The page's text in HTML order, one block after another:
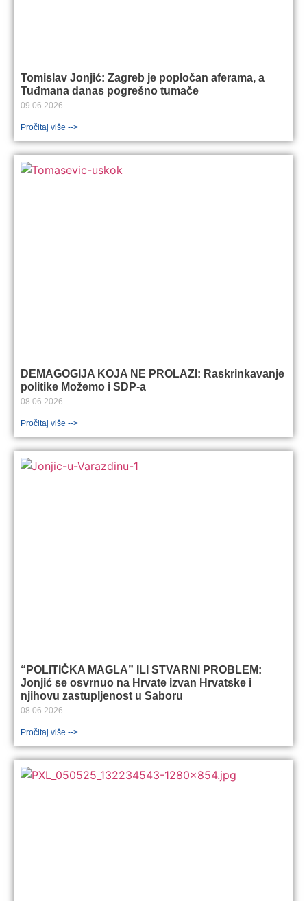
Tomislav Jonjić: Zagreb je popločan aferama, a
Tuđmana danas pogrešno tumače
09.06.2026
Pročitaj više -->
DEMAGOGIJA KOJA NE PROLAZI: Raskrinkavanje
politike Možemo i SDP-a
08.06.2026
Pročitaj više -->
“POLITIČKA MAGLA” ILI STVARNI PROBLEM:
Jonjić se osvrnuo na Hrvate izvan Hrvatske i
njihovu zastupljenost u Saboru
08.06.2026
Pročitaj više -->